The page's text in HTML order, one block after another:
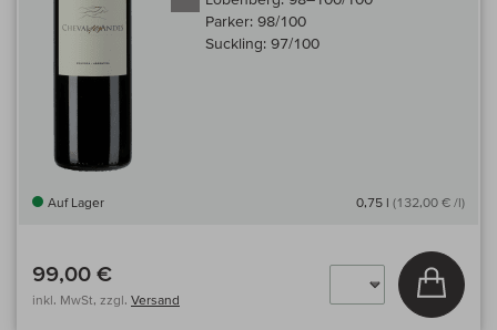
Parker: 98/100
Suckling: 97/100
Auf Lager 0,75 l (132,00 € /l)
99,00 €
inkl. MwSt, zzgl. Versand
In